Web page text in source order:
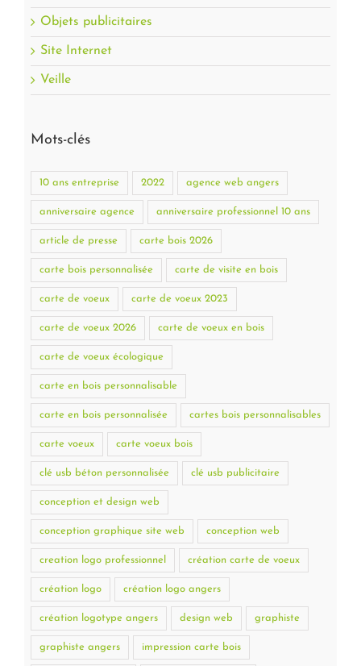
Objets publicitaires
Site Internet
Veille
Mots-clés
10 ans entreprise 2022 agence web angers
anniversaire agence anniversaire professionnel 10 ans
article de presse carte bois 2026
carte bois personnalisée carte de visite en bois
carte de voeux carte de voeux 2023
carte de voeux 2026 carte de voeux en bois
carte de voeux écologique
carte en bois personnalisable
carte en bois personnalisée cartes bois personnalisables
carte voeux carte voeux bois
clé usb béton personnalisée clé usb publicitaire
conception et design web
conception graphique site web conception web
creation logo professionnel création carte de voeux
création logo création logo angers
création logotype angers design web graphiste
graphiste angers impression carte bois